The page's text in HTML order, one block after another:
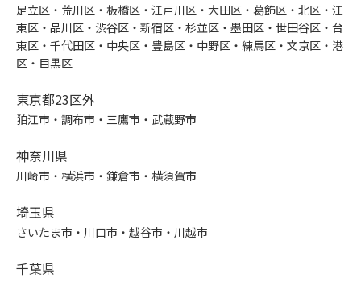
足立区・荒川区・板橋区・江戸川区・大田区・葛飾区・北区・江
東区・品川区・渋谷区・新宿区・杉並区・墨田区・世田谷区・台
東区・千代田区・中央区・豊島区・中野区・練馬区・文京区・港
区・目黒区
東京都23区外
狛江市・調布市・三鷹市・武蔵野市
神奈川県
川崎市・横浜市・鎌倉市・横須賀市
埼玉県
さいたま市・川口市・越谷市・川越市
千葉県